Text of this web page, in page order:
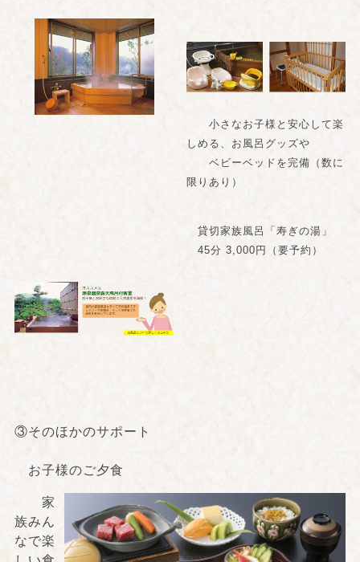
小さなお子様と安心して楽
しめる、お風呂グッズや
ベビーベッドを完備（数に
限りあり）
貸切家族風呂「寿ぎの湯」
45分 3,000円（要予約）
③そのほかのサポート
お子様のご夕食
家
族みん
なで楽